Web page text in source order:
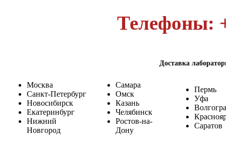
Телефоны:
Доставка
Москва
Санкт-Петербург
Новосибирск
Екатеринбург
Нижний
Новгород
Самара
Омск
Казань
Челябинск
Ростов-на-
Дону
Пермь
Уфа
Саратов